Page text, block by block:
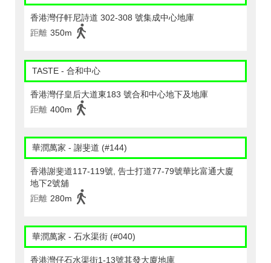
香港灣仔軒尼詩道 302-308 號集成中心地庫
距離 350m
TASTE - 合和中心
香港灣仔皇后大道東183 號合和中心地下及地庫
距離 400m
華潤萬家 - 謝斐道 (#144)
香港謝斐道117-119號, 告士打道77-79號華比富通大廈
地下2號舖
距離 280m
華潤萬家 - 石水渠街 (#040)
香港灣仔石水渠街1-13號其發大廈地庫